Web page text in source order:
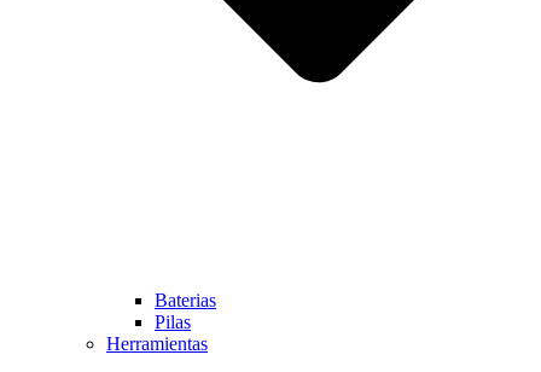
Baterias
Pilas
Herramientas